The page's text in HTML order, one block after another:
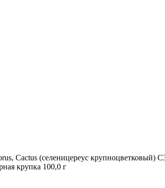
Cactus (селеницереус крупноцветковый)
крупка 100,0 г